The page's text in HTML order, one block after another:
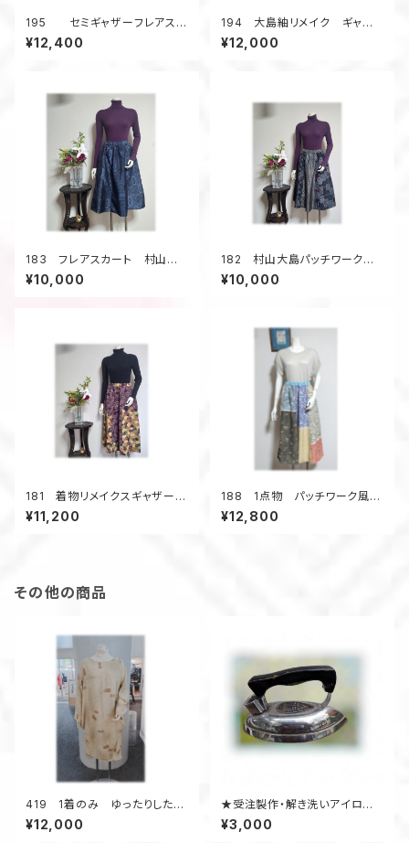
195 セミギャザーフレアスカ
ート デッドストック浴衣地
ストライプ ピンク
¥12,400
194 大島紬リメイク ギャザ
ーフレアスカート ６枚接ぎ
ボーダー柄 茶系
¥12,000
183 フレアスカート 村山大
島紬 着物アップサイクル 紺
色 ギャザーフレア 短め
¥10,000
182 村山大島パッチワークギ
ャザーフレアカート(黒系）
¥10,000
181 着物リメイクスギャザーフ
レアカート（ワインマルチ／青海
波）
¥11,200
188 1点物 パッチワーク風ス
カート 見本反着物地 6枚接
ぎ 春色 フレアスカート
¥12,800
その他の商品
419 1着のみ ゆったりしたワ
ンピース コクーンワンピー
ス 正絹着物リメイク シル
¥12,000
★受注製作・解き洗いアイロン
工賃★ 着物アップサイクル
¥3,000